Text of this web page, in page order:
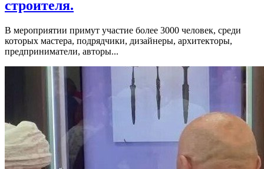
строителя.
В мероприятии примут участие более 3000 человек, среди
которых мастера, подрядчики, дизайнеры, архитекторы,
предприниматели, авторы...